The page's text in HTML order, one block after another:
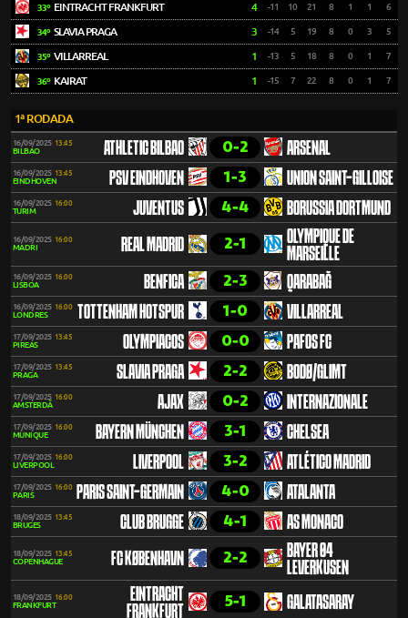
33º EINTRACHT FRANKFURT 4 -11 10 21 8 1 1 6
34º SLAVIA PRAGA 3 -14 5 19 8 0 3 5
35º VILLARREAL 1 -13 5 18 8 0 1 7
36º KAIRAT 1 -15 7 22 8 0 1 7
1ª RODADA
16/09/2025 13:45
BILBAO ATHLETIC BILBAO 0-2 ARSENAL
16/09/2025 13:45
EINDHOVEN PSV EINDHOVEN 1-3 UNION SAINT-GILLOISE
16/09/2025 16:00
TURIM JUVENTUS 4-4 BORUSSIA DORTMUND
16/09/2025 16:00
MADRI REAL MADRID 2-1
OLYMPIQUE DE
MARSEILLE
16/09/2025 16:00
LISBOA BENFICA 2-3 QARABAĞ
16/09/2025 16:00
LONDRES TOTTENHAM HOTSPUR 1-0 VILLARREAL
17/09/2025 13:45
PIREAS OLYMPIACOS 0-0 PAFOS FC
17/09/2025 13:45
PRAGA SLAVIA PRAGA 2-2 BODØ/GLIMT
17/09/2025 16:00
AMSTERDÃ AJAX 0-2 INTERNAZIONALE
17/09/2025 16:00
MUNIQUE BAYERN MÜNCHEN 3-1 CHELSEA
17/09/2025 16:00
LIVERPOOL LIVERPOOL 3-2 ATLÉTICO MADRID
17/09/2025 16:00
PARIS PARIS SAINT-GERMAIN 4-0 ATALANTA
18/09/2025 13:45
BRUGES CLUB BRUGGE 4-1 AS MONACO
18/09/2025 13:45
COPENHAGUE FC KØBENHAVN 2-2
BAYER 04
LEVERKUSEN
18/09/2025 16:00
FRANKFURT
EINTRACHT
FRANKFURT
5-1 GALATASARAY